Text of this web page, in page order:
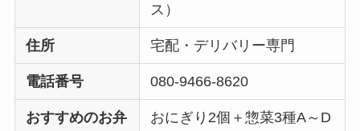
ス）
住所 宅配・デリバリー専門
電話番号 080-9466-8620
おすすめのお弁
おにぎり2個＋惣菜3種A～D